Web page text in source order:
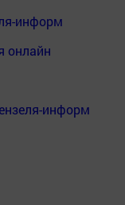
информ
онлайн
информ